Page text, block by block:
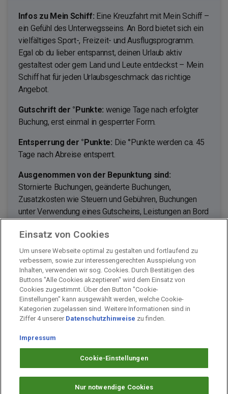
Infos zu Mein Schiff: Eine Kreuzfahrt mit Mein Schiff –
ein Gefühl des Unterwegsseins. An Bord bietet sich ein
vielfältiges Sport-, Freizeit- und Ausflugsprogramm.
Egal ob du lieber entspannst, deinen Urlaub aktiv
gestaltest oder gern Land und Leute entdeckst – Mein
Schiff hat für jeden Urlaubsgeschmack das richtige
Angebot.
Gutschrift der °Punkte: wenige Tage nach erfolgter
Buchung, erst einmal in gesperrter Form.
Entsperrung der °Punkte: Die °Punkte werden ca. 45
Tage nach Abreise entsperrt.
Ausgenommen von der Bepunktung sind:
Stornierte Buchungen, geänderte Buchungen,
Zusatzkosten wie Steuern und Gebühren, Buchungen
unter Verwendung eines Gutscheins, Leistungen an Bord
Es können nur Buchungen mit Abreisedatum innerhalb
von 22 Monaten verpunktet werden.
Impressum
Arbeiten bei PAYBACK
Datenschutz
Einsatz von Cookies
Um unsere Webseite optimal zu gestalten und fortlaufend zu
verbessern, sowie zur interessengerechten Ausspielung von
Inhalten, verwenden wir sog. Cookies. Durch Bestätigen des
Buttons "Alle Cookies akzeptieren" wird dem Einsatz von
Cookies zugestimmt. Über den Button "Cookie-
Einstellungen" kann ausgewählt werden, welche Cookie-
Kategorien zugelassen sind. Weitere Informationen sind in
Ziffer 4 unserer Datenschutzhinweise zu finden.
Impressum
Cookie-Einstellungen
Nur notwendige Cookies